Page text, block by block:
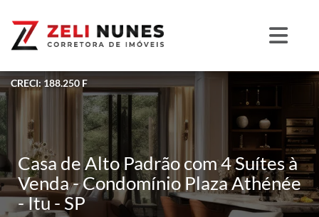
CRECI: 188.250 F
Casa de Alto Padrão com 4 Suítes à
Venda - Condomínio Plaza Athénée
- Itu - SP